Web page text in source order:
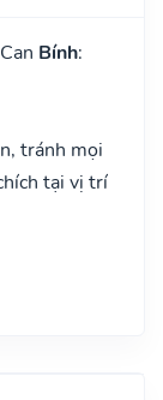
Bính:
tránh mọi
tại vị trí